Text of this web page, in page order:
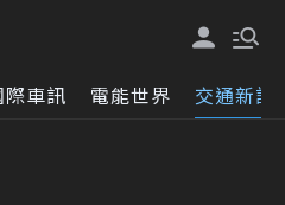
際車訊 電能世界 交通新訊